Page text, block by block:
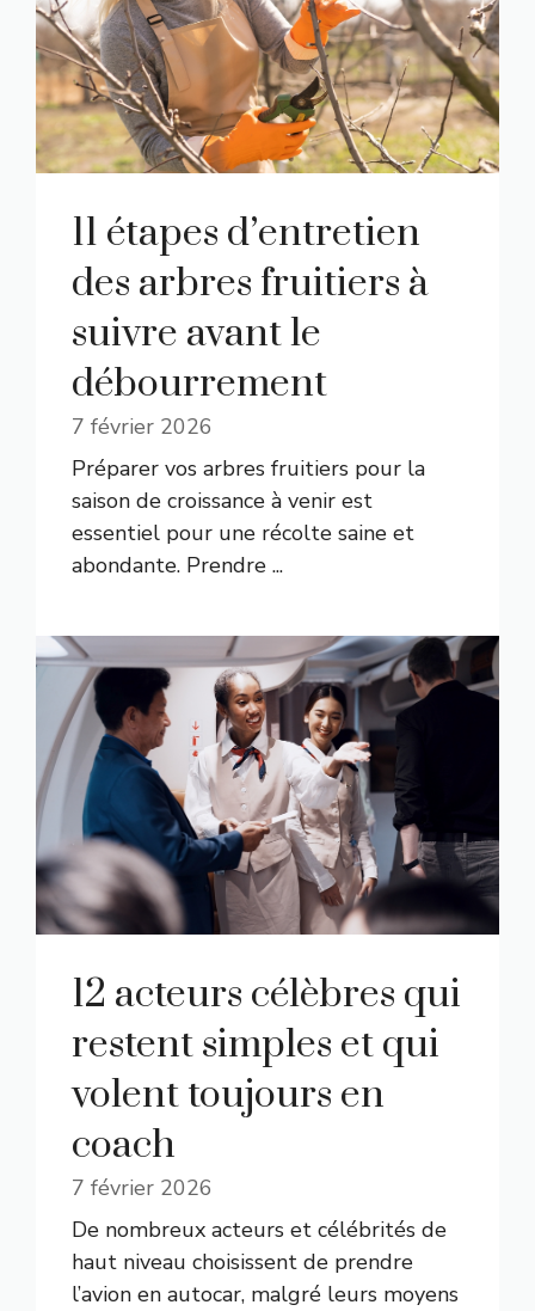
11 étapes d’entretien
des arbres fruitiers à
suivre avant le
débourrement
7 février 2026
Préparer vos arbres fruitiers pour la
saison de croissance à venir est
essentiel pour une récolte saine et
abondante. Prendre ...
12 acteurs célèbres qui
restent simples et qui
volent toujours en
coach
7 février 2026
De nombreux acteurs et célébrités de
haut niveau choisissent de prendre
l’avion en autocar, malgré leurs moyens